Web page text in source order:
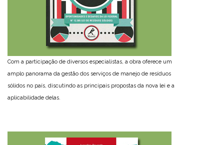
Com a participação de diversos especialistas, a obra oferece um
amplo panorama da gestão dos serviços de manejo de resíduos
sólidos no país, discutindo as principais propostas da nova lei e a
aplicabilidade delas.